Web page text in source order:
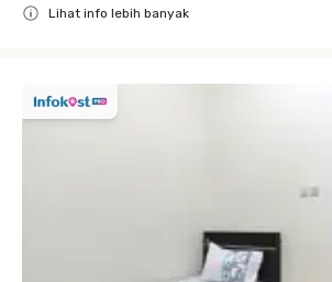
Lihat info lebih banyak